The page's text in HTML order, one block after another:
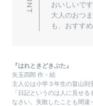
おいしいで
大人のおつ
も、おすすめ
『はれときどきぶた』
矢玉四郎 作・絵
主人公は小学３年生の畠山則
「日記というのは人に見せ
なさい。失敗したことも間違